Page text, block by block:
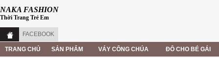
NAKA FASHION
Thời Trang Trẻ Em
FACEBOOK
TRANG CHỦ SẢN PHẨM VÁY CÔNG CHÚA ĐÔ CHO BÉ GÁI